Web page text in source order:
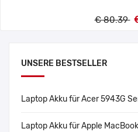
UNSERE BESTSELLER
Laptop Akku für Acer 5943G
Laptop Akku für Apple
€ 80.39